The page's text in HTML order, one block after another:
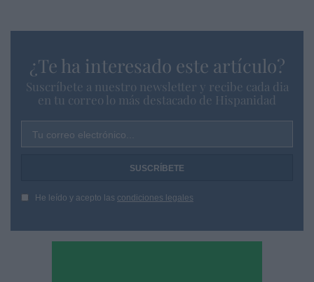
¿Te ha interesado este artículo?
Suscríbete a nuestro newsletter y recibe cada dia
en tu correo lo más destacado de Hispanidad
Tu correo electrónico...
He leído y acepto las condiciones legales